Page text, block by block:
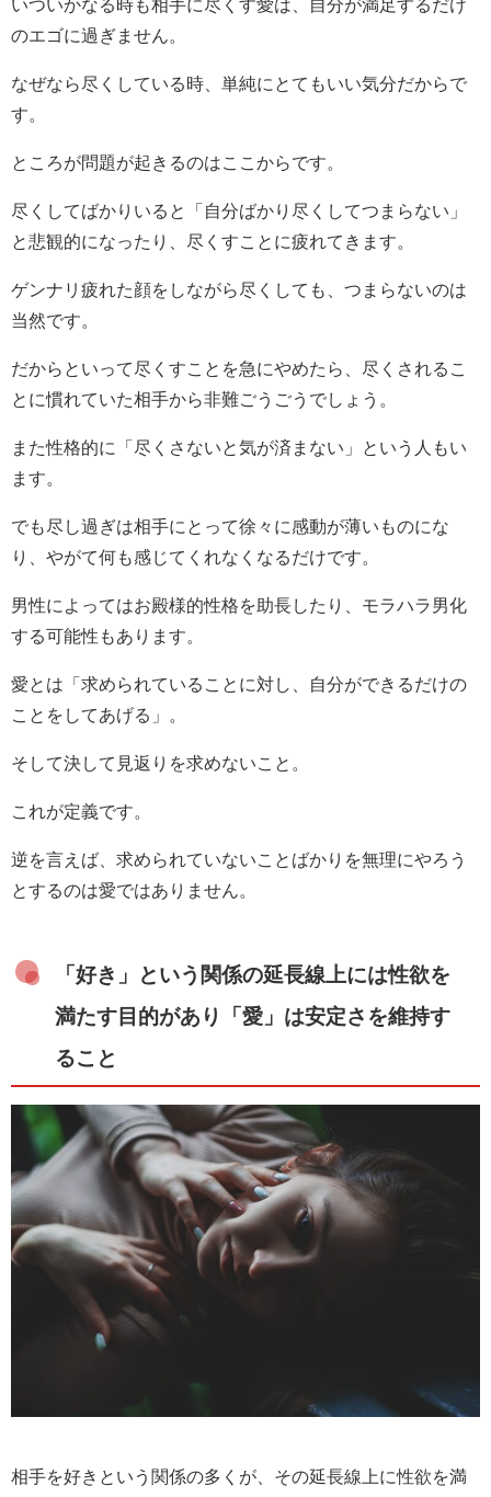
いついかなる時も相手に尽くす愛は、自分が満足するだけ
のエゴに過ぎません。
なぜなら尽くしている時、単純にとてもいい気分だからで
す。
ところが問題が起きるのはここからです。
尽くしてばかりいると「自分ばかり尽くしてつまらない」
と悲観的になったり、尽くすことに疲れてきます。
ゲンナリ疲れた顔をしながら尽くしても、つまらないのは
当然です。
だからといって尽くすことを急にやめたら、尽くされるこ
とに慣れていた相手から非難ごうごうでしょう。
また性格的に「尽くさないと気が済まない」という人もい
ます。
でも尽し過ぎは相手にとって徐々に感動が薄いものにな
り、やがて何も感じてくれなくなるだけです。
男性によってはお殿様的性格を助長したり、モラハラ男化
する可能性もあります。
愛とは「求められていることに対し、自分ができるだけの
ことをしてあげる」。
そして決して見返りを求めないこと。
これが定義です。
逆を言えば、求められていないことばかりを無理にやろう
とするのは愛ではありません。
「好き」という関係の延長線上には性欲を
満たす目的があり「愛」は安定さを維持す
ること
相手を好きという関係の多くが、その延長線上に性欲を満